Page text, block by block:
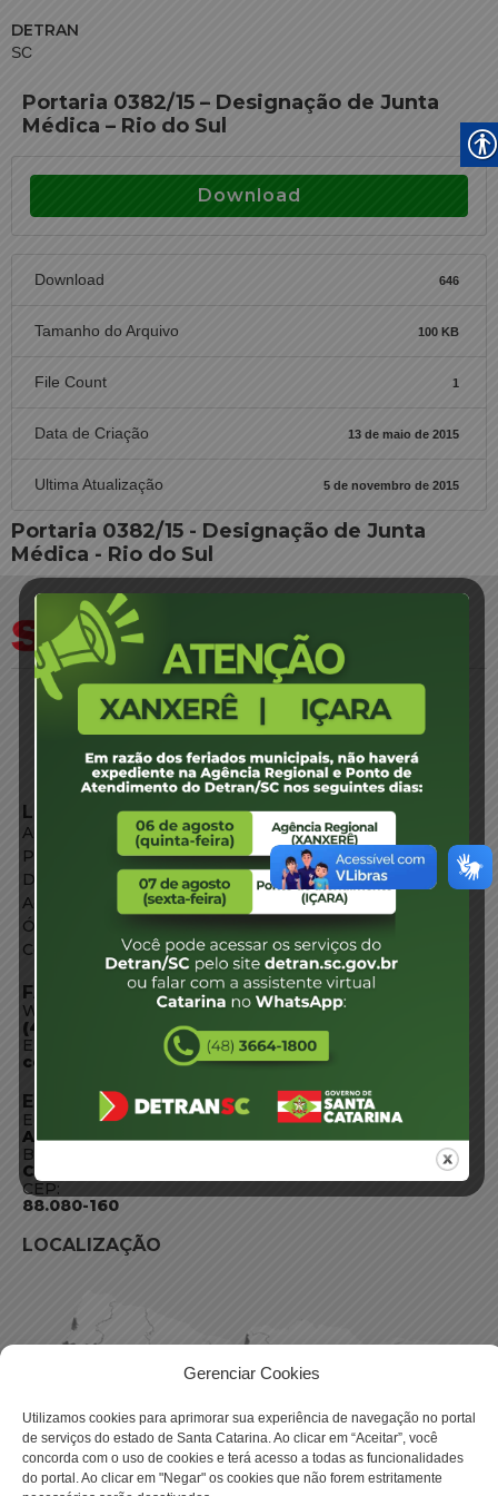
Gerenciar Cookies
Utilizamos cookies para aprimorar sua experiência de navegação no portal
de serviços do estado de Santa Catarina. Ao clicar em “Aceitar”, você
concorda com o uso de cookies e terá acesso a todas as funcionalidades
do portal. Ao clicar em "Negar" os cookies que não forem estritamente
DETRAN
SC
Portaria 0382/15 – Designação de Junta
Médica – Rio do Sul
Download
Download 646
Tamanho do Arquivo 100 KB
File Count 1
Data de Criação 13 de maio de 2015
Ultima Atualização 5 de novembro de 2015
Portaria 0382/15 - Designação de Junta
Médica - Rio do Sul
LINKS EXTERNOS
Agência de Notícias
Portal de Serviços
Diário Oficial
Acesso à Informação
Órgãos do Governo
Conheça SC
FALE CONOSCO
WhatsApp:
(48) 3664-1800
E-mail:
centraldeinformacoes@detran.sc.gov.br
ENDEREÇO
Endereço:
Av. Almirante Tamandaré - 480
Bairro:
Coqueiros, Florianópolis SC
CEP:
88.080-160
LOCALIZAÇÃO